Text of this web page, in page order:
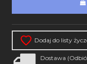
Dodaj do listy
Dostawa